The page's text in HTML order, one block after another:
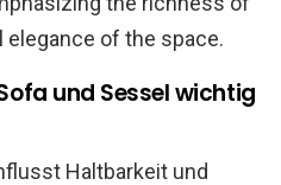
und Sessel wichtig
Haltbarkeit und